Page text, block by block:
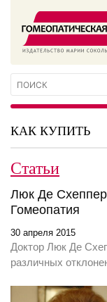
КАК КУПИТЬ
Статьи
Люк Де
Гомеопатия
30 апреля 2015
Доктор Люк Де
различных